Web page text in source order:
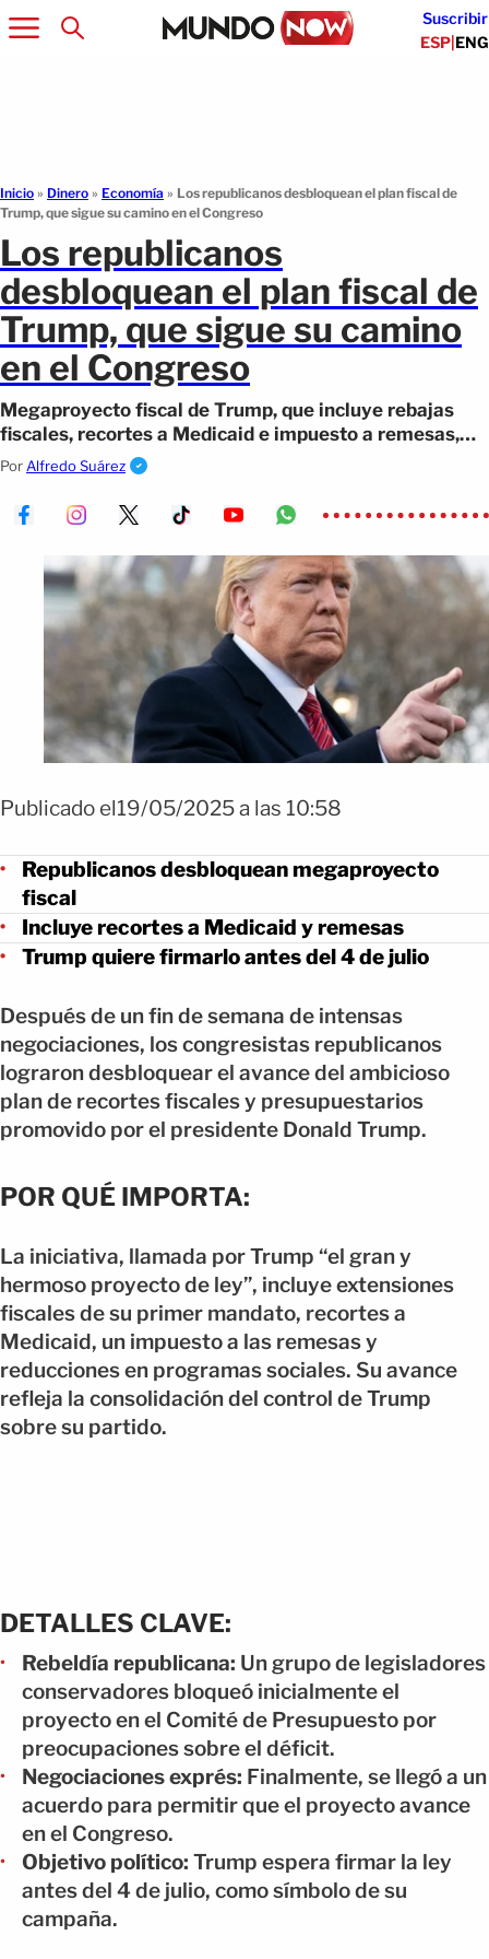
Suscribir
ESP|ENG
Inicio » Dinero » Economía » Los republicanos desbloquean el plan fiscal de
Trump, que sigue su camino en el Congreso
Los republicanos
desbloquean el plan fiscal de
Trump, que sigue su camino
en el Congreso
Megaproyecto fiscal de Trump, que incluye rebajas
fiscales, recortes a Medicaid e impuesto a remesas,
avanza tras un acuerdo entre republicanos.
Por Alfredo Suárez
Publicado el19/05/2025 a las 10:58
Republicanos desbloquean megaproyecto
fiscal
Incluye recortes a Medicaid y remesas
Trump quiere firmarlo antes del 4 de julio
Después de un fin de semana de intensas
negociaciones, los congresistas republicanos
lograron desbloquear el avance del ambicioso
plan de recortes fiscales y presupuestarios
promovido por el presidente Donald Trump.
POR QUÉ IMPORTA:
La iniciativa, llamada por Trump “el gran y
hermoso proyecto de ley”, incluye extensiones
fiscales de su primer mandato, recortes a
Medicaid, un impuesto a las remesas y
reducciones en programas sociales. Su avance
refleja la consolidación del control de Trump
sobre su partido.
DETALLES CLAVE:
Rebeldía republicana: Un grupo de legisladores
conservadores bloqueó inicialmente el
proyecto en el Comité de Presupuesto por
preocupaciones sobre el déficit.
Negociaciones exprés: Finalmente, se llegó a un
acuerdo para permitir que el proyecto avance
en el Congreso.
Objetivo político: Trump espera firmar la ley
antes del 4 de julio, como símbolo de su
campaña.